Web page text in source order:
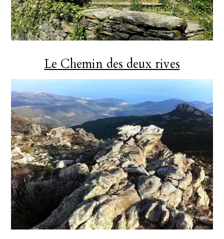
Le Chemin des deux rives